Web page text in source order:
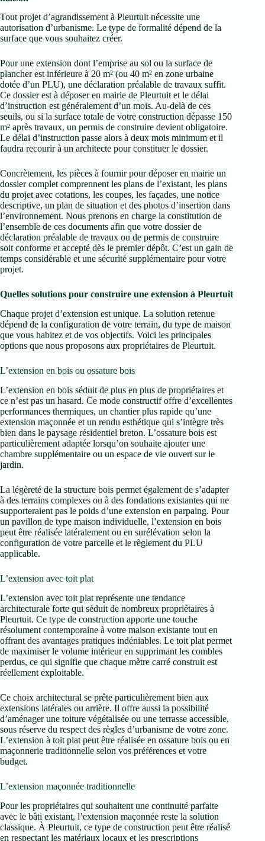
Tout projet d’agrandissement à Pleurtuit nécessite une
autorisation d’urbanisme. Le type de formalité dépend de la
surface que vous souhaitez créer.
Pour une extension dont l’emprise au sol ou la surface de
plancher est inférieure à 20 m² (ou 40 m² en zone urbaine
dotée d’un PLU), une déclaration préalable de travaux suffit.
Ce dossier est à déposer en mairie de Pleurtuit et le délai
d’instruction est généralement d’un mois. Au-delà de ces
seuils, ou si la surface totale de votre construction dépasse 150
m² après travaux, un permis de construire devient obligatoire.
Le délai d’instruction passe alors à deux mois minimum et il
faudra recourir à un architecte pour constituer le dossier.
Concrètement, les pièces à fournir pour déposer en mairie un
dossier complet comprennent les plans de l’existant, les plans
du projet avec cotations, les coupes, les façades, une notice
descriptive, un plan de situation et des photos d’insertion dans
l’environnement. Nous prenons en charge la constitution de
l’ensemble de ces documents afin que votre dossier de
déclaration préalable de travaux ou de permis de construire
soit conforme et accepté dès le premier dépôt. C’est un gain de
temps considérable et une sécurité supplémentaire pour votre
projet.
Quelles solutions pour construire une extension à Pleurtuit
Chaque projet d’extension est unique. La solution retenue
dépend de la configuration de votre terrain, du type de maison
que vous habitez et de vos objectifs. Voici les principales
options que nous proposons aux propriétaires de Pleurtuit.
L’extension en bois ou ossature bois
L’extension en bois séduit de plus en plus de propriétaires et
ce n’est pas un hasard. Ce mode constructif offre d’excellentes
performances thermiques, un chantier plus rapide qu’une
extension maçonnée et un rendu esthétique qui s’intègre très
bien dans le paysage résidentiel breton. L’ossature bois est
particulièrement adaptée lorsqu’on souhaite ajouter une
chambre supplémentaire ou un espace de vie ouvert sur le
jardin.
La légèreté de la structure bois permet également de s’adapter
à des terrains complexes ou à des fondations existantes qui ne
supporteraient pas le poids d’une extension en parpaing. Pour
un pavillon de type maison individuelle, l’extension en bois
peut être réalisée latéralement ou en surélévation selon la
configuration de votre parcelle et le règlement du PLU
applicable.
L’extension avec toit plat
L’extension avec toit plat représente une tendance
architecturale forte qui séduit de nombreux propriétaires à
Pleurtuit. Ce type de construction apporte une touche
résolument contemporaine à votre maison existante tout en
offrant des avantages pratiques indéniables. Le toit plat permet
de maximiser le volume intérieur en supprimant les combles
perdus, ce qui signifie que chaque mètre carré construit est
réellement exploitable.
Ce choix architectural se prête particulièrement bien aux
extensions latérales ou arrière. Il offre aussi la possibilité
d’aménager une toiture végétalisée ou une terrasse accessible,
sous réserve du respect des règles d’urbanisme de votre zone.
L’extension à toit plat peut être réalisée en ossature bois ou en
maçonnerie traditionnelle selon vos préférences et votre
budget.
L’extension maçonnée traditionnelle
Pour les propriétaires qui souhaitent une continuité parfaite
avec le bâti existant, l’extension maçonnée reste la solution
classique. À Pleurtuit, ce type de construction peut être réalisé
en respectant les matériaux locaux et les prescriptions